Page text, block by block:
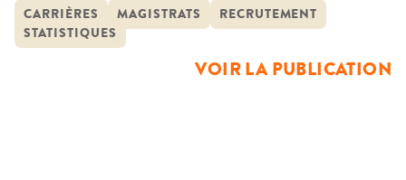
croissance relative inférieure presque de moitié à celle des
années 1980. D’autre part, les fluctuations du recrutement
CARRIÈRES MAGISTRATS
RECRUTEMENT
STATISTIQUES
VOIR LA PUBLICATION